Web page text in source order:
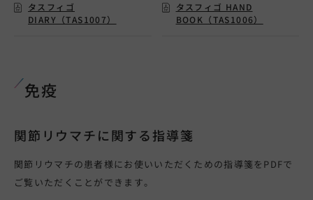
タスフィゴ
DIARY（TAS1007）
タスフィゴ HAND
BOOK（TAS1006）
免疫
関節リウマチに関する指導箋
関節リウマチの患者様にお使いいただくための指導箋をPDFで
ご覧いただくことができます。